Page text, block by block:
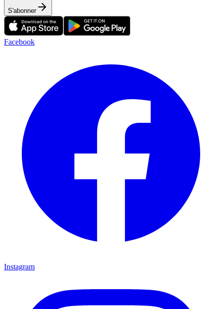
S'abonner
Facebook
Instagram